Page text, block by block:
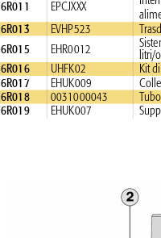
6R011
EPCJXXX
6R013
EVHP523
6R015
EHR0012
litri/
6R016
UHFK02
Kit
6R017
EHUK009
6R018
0031000043
6R019
EHUK007